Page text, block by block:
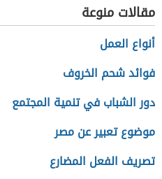
مقالات منوعة
أنواع العمل
فوائد شحم الخروف
دور الشباب في تنمية المجتمع
موضوع تعبير عن مصر
تصريف الفعل المضارع